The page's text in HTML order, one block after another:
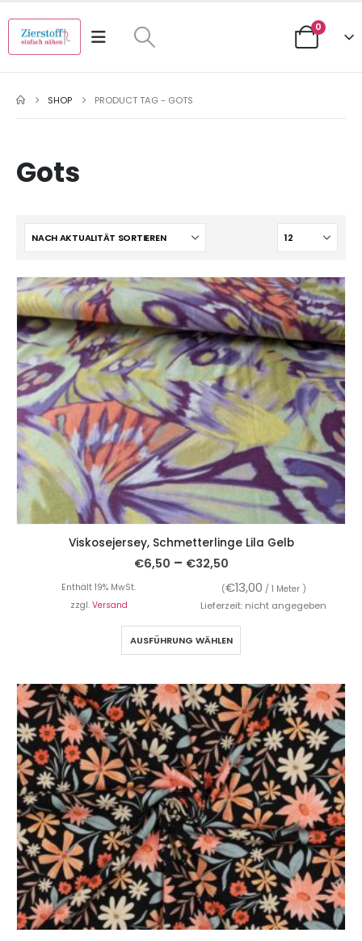
0
SHOP PRODUCT TAG - GOTS
Gots
Viskosejersey, Schmetterlinge Lila Gelb
€6,50 – €32,50
Enthält 19% MwSt. (€13,00 / 1 Meter )
zzgl. Versand Lieferzeit: nicht angegeben
AUSFÜHRUNG WÄHLEN